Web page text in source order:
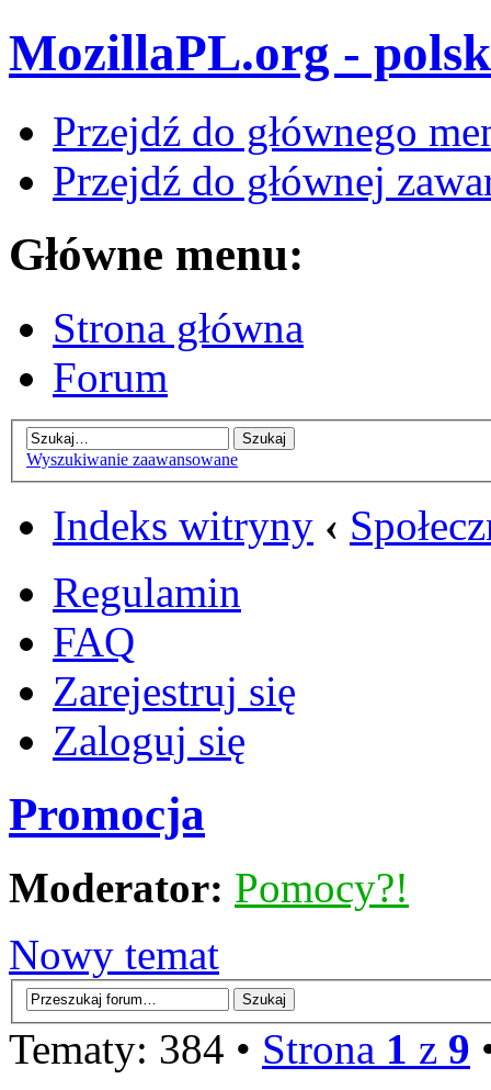
MozillaPL.org -
Przejdź do głównego
Przejdź do głównej
Główne menu:
Strona główna
Forum
Wyszukiwanie zaawansowane
Indeks witryny ‹
Regulamin
FAQ
Zarejestruj się
Zaloguj się
Promocja
Moderator: Pomocy?!
Nowy temat
Tematy: 384 • Strona 1 z 9